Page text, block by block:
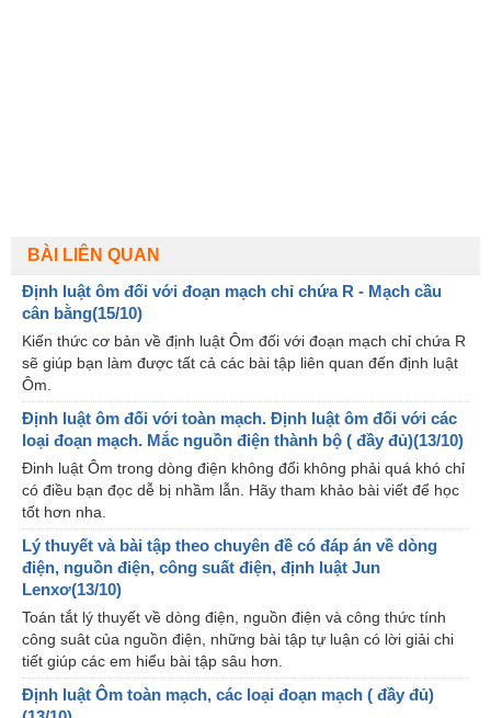
BÀI LIÊN QUAN
Định luật ôm đối với đoạn mạch chỉ chứa R - Mạch cầu
cân bằng(15/10)
Kiến thức cơ bản về định luật Ôm đối với đoạn mạch chỉ chứa R
sẽ giúp bạn làm được tất cả các bài tập liên quan đến định luật
Ôm.
Định luật ôm đối với toàn mạch. Định luật ôm đối với các
loại đoạn mạch. Mắc nguồn điện thành bộ ( đầy đủ)(13/10)
Đinh luật Ôm trong dòng điện không đổi không phải quá khó chỉ
có điều bạn đọc dễ bị nhầm lẫn. Hãy tham khảo bài viết để học
tốt hơn nha.
Lý thuyết và bài tập theo chuyên đề có đáp án về dòng
điện, nguồn điện, công suất điện, định luật Jun
Lenxơ(13/10)
Toán tắt lý thuyết về dòng điện, nguồn điện và công thức tính
công suât của nguồn điện, những bài tập tự luận có lời giải chi
tiết giúp các em hiểu bài tập sâu hơn.
Định luật Ôm toàn mạch, các loại đoạn mạch ( đầy đủ)